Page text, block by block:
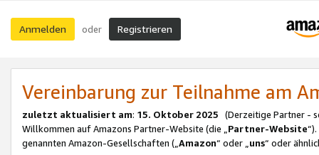
Anmelden oder Registrieren
Vereinbarung zur Teilnahme am
zuletzt aktualisiert am: 15. Oktober 2025 (Derzeitige Partner -
Willkommen auf Amazons Partner-Website (die „Partner-Website
genannten Amazon-Gesellschaften („Amazon“ oder „uns“ oder